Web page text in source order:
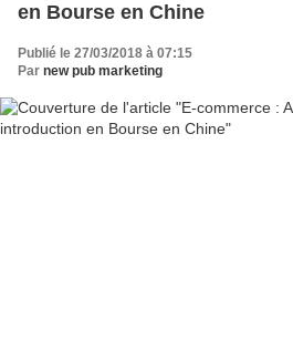
en Bourse en Chine
Publié le 27/03/2018 à 07:15
Par new pub marketing